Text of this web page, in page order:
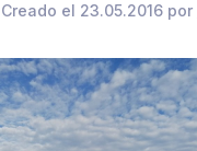
Creado el 23.05.2016 por